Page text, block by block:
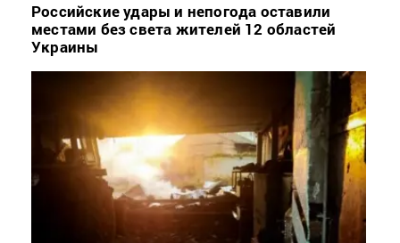
Российские удары и непогода оставили
местами без света жителей 12 областей
Украины